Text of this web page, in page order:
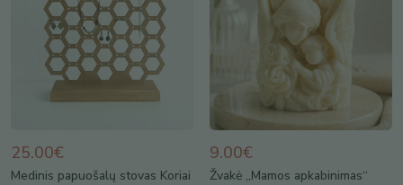
25.00€
Medinis papuošalų stovas Koriai
9.00€
Žvakė „Mamos apkabinimas“